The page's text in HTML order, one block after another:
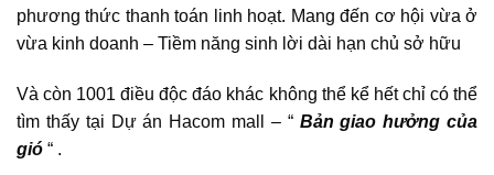
phương thức thanh toán linh hoạt. Mang đến cơ hội vừa ở
vừa kinh doanh – Tiềm năng sinh lời dài hạn chủ sở hữu
Và còn 1001 điều độc đáo khác không thể kể hết chỉ có thể
tìm thấy tại Dự án Hacom mall – “ Bản giao hưởng của
gió “ .